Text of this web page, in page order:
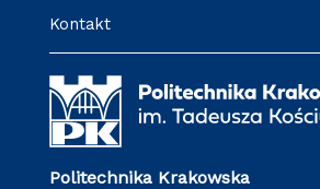
Kontakt
Politechnika Krakowska